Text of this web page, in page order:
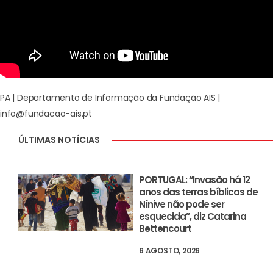
PA | Departamento de Informação da Fundação AIS |
info@fundacao-ais.pt
ÚLTIMAS NOTÍCIAS
PORTUGAL: “Invasão há 12
anos das terras bíblicas de
Nínive não pode ser
esquecida”, diz Catarina
Bettencourt
6 AGOSTO, 2026